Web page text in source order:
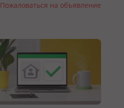
Пожаловаться на объявление